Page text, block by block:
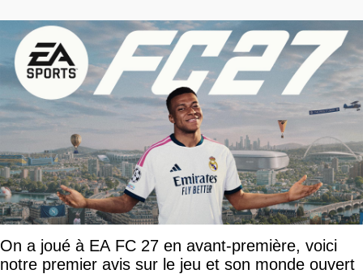
On a joué à EA FC 27 en avant-première, voici
notre premier avis sur le jeu et son monde ouvert